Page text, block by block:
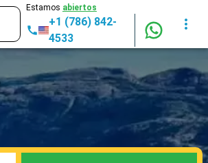
Estamos abiertos
+1 (786) 842-
4533